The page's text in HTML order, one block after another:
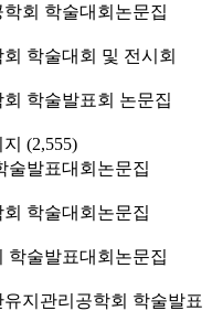
회 학술대회논문집
학술대회 및 전시회
학술발표회 논문집
(2,555)
술발표대회논문집
학술대회논문집
학술발표대회논문집
지관리공학회 학술발표